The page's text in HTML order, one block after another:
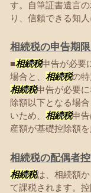
す。自筆証書遺言
り、信頼できる知
相続税の申告期限
■相続税申告が必要
場合と、 相続税の
相続税申告が必要
除額以下となる場合
いため、 相続税申
産額が基礎控除額を
相続税の配偶者
相続税は、相続額
て課税されます。